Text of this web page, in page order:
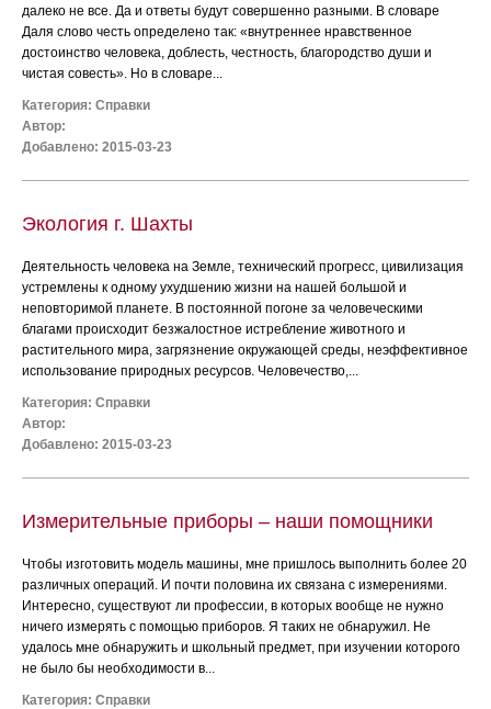
далеко не все. Да и ответы будут совершенно разными. В словаре
Даля слово честь определено так: «внутреннее нравственное
достоинство человека, доблесть, честность, благородство души и
чистая совесть». Но в словаре...
Категория: Справки
Автор:
Добавлено: 2015-03-23
Экология г. Шахты
Деятельность человека на Земле, технический прогресс, цивилизация
устремлены к одному ухудшению жизни на нашей большой и
неповторимой планете. В постоянной погоне за человеческими
благами происходит безжалостное истребление животного и
растительного мира, загрязнение окружающей среды, неэффективное
использование природных ресурсов. Человечество,...
Категория: Справки
Автор:
Добавлено: 2015-03-23
Измерительные приборы – наши помощники
Чтобы изготовить модель машины, мне пришлось выполнить более 20
различных операций. И почти половина их связана с измерениями.
Интересно, существуют ли профессии, в которых вообще не нужно
ничего измерять с помощью приборов. Я таких не обнаружил. Не
удалось мне обнаружить и школьный предмет, при изучении которого
не было бы необходимости в...
Категория: Справки